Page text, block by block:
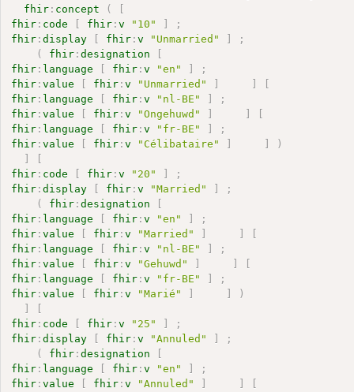
fhir : concept (
fhir : code fhir :v "10"
;
fhir :display fhir :v "Unmarried"
;
(
fhir :designation
fhir : language fhir :v "en"
;
fhir :value fhir :v "Unmarried"
fhir : language fhir :v "nl-BE"
;
fhir :value fhir :v "Ongehuwd"
fhir : language fhir :v "fr-BE"
;
fhir :value fhir :v "Célibataire"
)
fhir : code fhir :v "20"
;
fhir :display fhir :v "Married"
;
(
fhir :designation
fhir : language fhir :v "en"
;
fhir :value fhir :v "Married"
fhir : language fhir :v "nl-BE"
;
fhir :value fhir :v "Gehuwd"
fhir : language fhir :v "fr-BE"
;
fhir :value fhir :v "Marié"
)
fhir : code fhir :v "25"
;
fhir :display fhir :v "Annuled"
;
(
fhir :designation
fhir : language fhir :v "en"
;
fhir :value fhir :v "Annuled"